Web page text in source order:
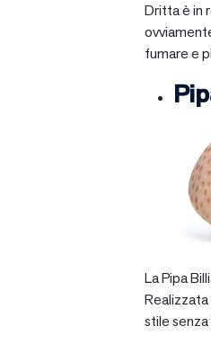
Dritta è in
fumare e
La Pipa
Realizzata
stile